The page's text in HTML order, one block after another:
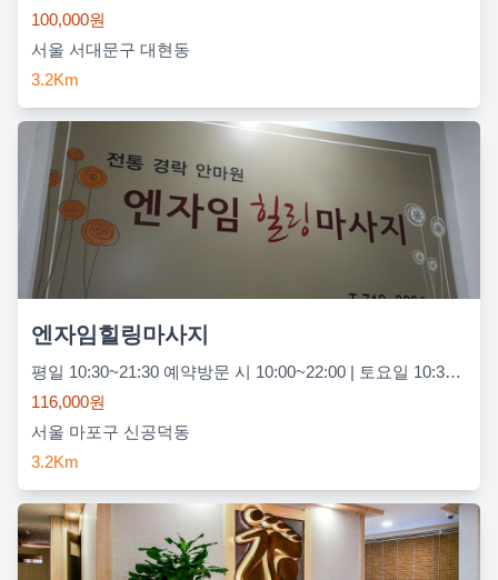
100,000원
서울 서대문구 대현동
3.2Km
엔자임힐링마사지
평일 10:30~21:30 예약방문 시 10:00~22:00 | 토요일 10:30~21:30
116,000원
서울 마포구 신공덕동
3.2Km